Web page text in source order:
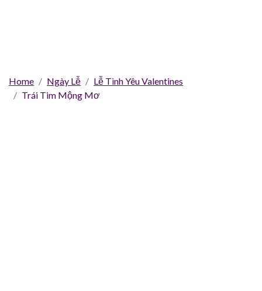
Home Ngày Lễ
Lễ Tình Yêu Valentines
Trái Tim Mộng Mơ